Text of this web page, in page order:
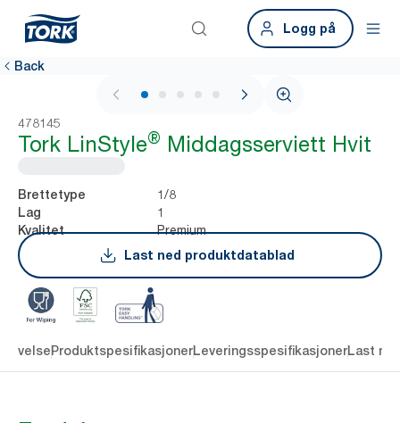
Logg på
Back
1 / 5
478145
Tork LinStyle® Middagsserviett Hvit
Brettetype 1/8
Lag 1
Kvalitet
Premium
Last ned produktdatablad
ProduktspesifikasjonerLeveringsspesifikasjonerLast